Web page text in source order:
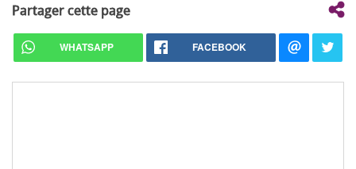
Partager cette page
WHATSAPP FACEBOOK